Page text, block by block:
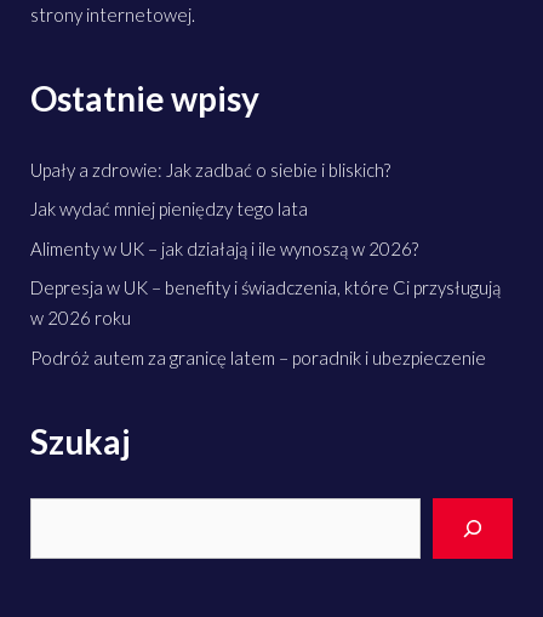
strony internetowej.
Ostatnie wpisy
Upały a zdrowie: Jak zadbać o siebie i bliskich?
Jak wydać mniej pieniędzy tego lata
Alimenty w UK – jak działają i ile wynoszą w 2026?
Depresja w UK – benefity i świadczenia, które Ci przysługują
w 2026 roku
Podróż autem za granicę latem – poradnik i ubezpieczenie
Szukaj